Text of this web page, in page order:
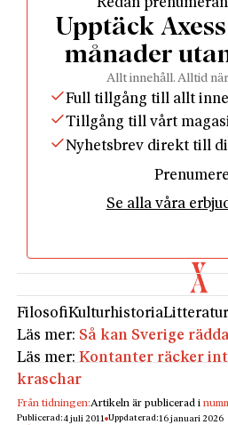
				Läs som PDF
Redan
Upptäck
månader
Allt innehåll. Alltid
Full tillgång till allt
Tillgång till vårt
Nyhetsbrev direkt till
Se alla våra
FilosofiKulturhistoria
Läs mer: Så kan Sverige
Läs mer:Kontanter räcker
kraschar
Från tidningen:Artikeln är publicerad i
Publicerad:4 juli 2011 Uppdaterad:16 januari 2026